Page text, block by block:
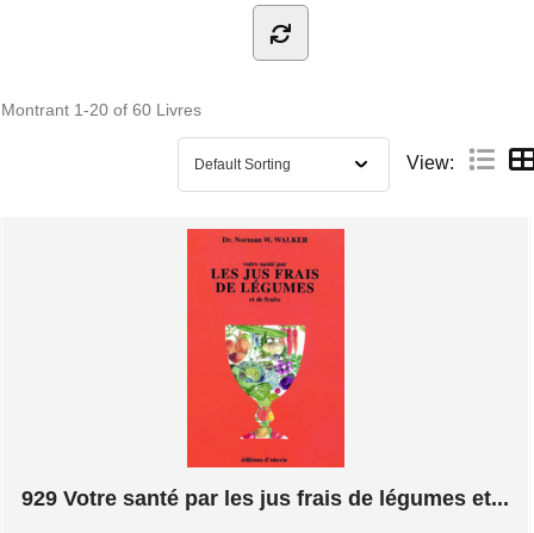
Montrant 1-20 of 60 Livres
View:
929 Votre santé par les jus frais de légumes et...